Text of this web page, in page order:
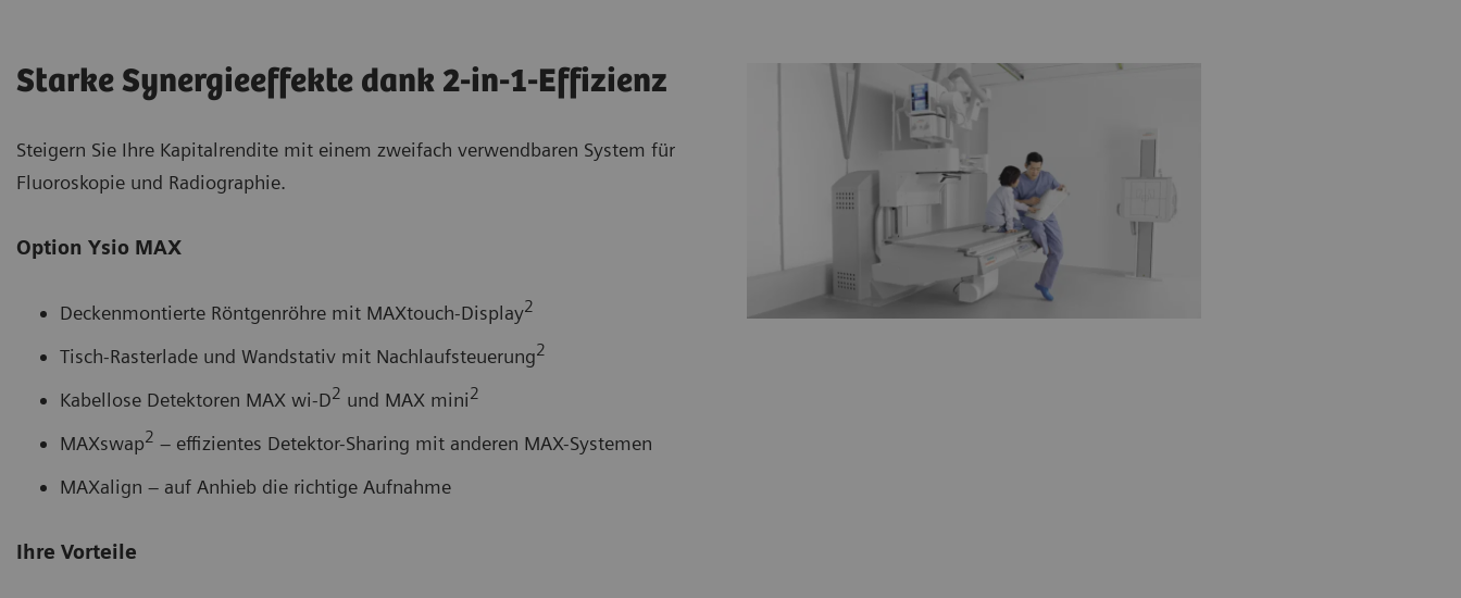
Starke Synergieeffekte dank 2-in-1-Effizienz
Steigern Sie Ihre Kapitalrendite mit einem zweifach verwendbaren System für
Fluoroskopie und Radiographie.
Option Ysio MAX
Deckenmontierte Röntgenröhre mit MAXtouch-Display2
Tisch-Rasterlade und Wandstativ mit Nachlaufsteuerung2
Kabellose Detektoren MAX wi-D2 und MAX mini2
MAXswap2 – effizientes Detektor-Sharing mit anderen MAX-Systemen
MAXalign – auf Anhieb die richtige Aufnahme
Ihre Vorteile